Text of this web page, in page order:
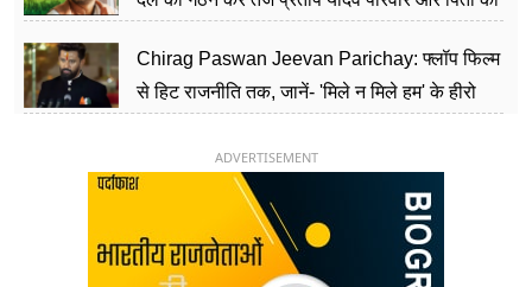
Chirag Paswan Jeevan Parichay: फ्लॉप फिल्म
से हिट राजनीति तक, जानें- 'मिले न मिले हम' के हीरो
ADVERTISEMENT